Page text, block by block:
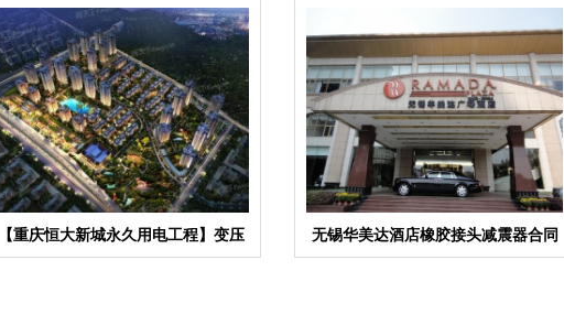
【重庆恒大新城永久用电工程】变压
器减震器
无锡华美达酒店橡胶接头减震器合同
项目